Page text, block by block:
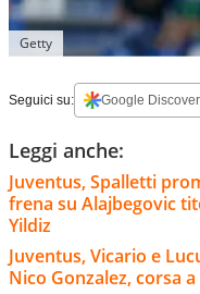
Getty
Seguici su: Google Discover
Leggi anche:
Juventus, Spalletti
frena su Alajbegovic
Yildiz
Juventus, Vicario e
Nico Gonzalez, corsa